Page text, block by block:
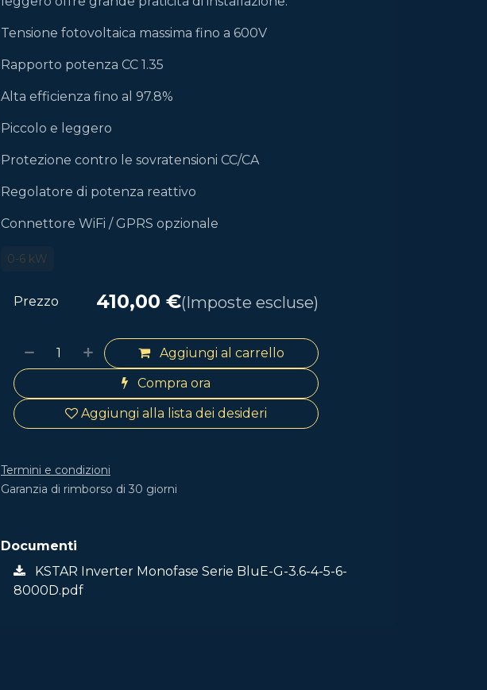
Tensione fotovoltaica massima fino a 600V
Rapporto potenza CC 1.35
Alta efficienza fino al 97.8%
Piccolo e leggero
Protezione contro le sovratensioni CC/CA
Regolatore di potenza reattivo
Connettore WiFi / GPRS opzionale
0-6 kW
Aggiungi al carrello
Compra ora
Aggiungi alla lista dei desideri
Prezzo 410,00 €(Imposte escluse)
Termini e condizioni
Garanzia di rimborso di 30 giorni
Documenti
KSTAR Inverter Monofase Serie BluE-G-3.6-4-5-6-
8000D.pdf